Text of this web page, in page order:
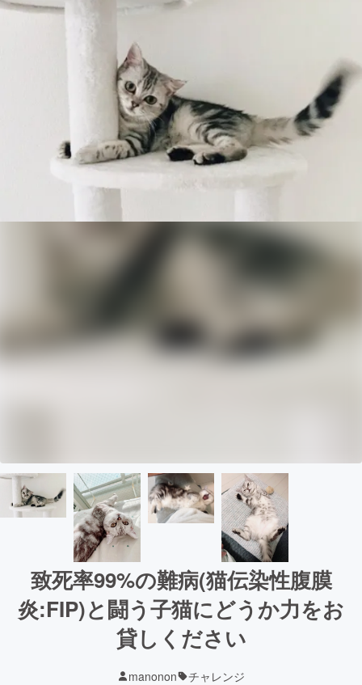
致死率99%の難病(猫伝染性腹膜
炎:FIP)と闘う子猫にどうか力をお
貸しください
manonon チャレンジ